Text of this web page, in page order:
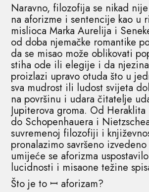
Naravno, filozofija se nikad
na aforizme i sentencije kao u
mislioca Marka Aurelija i
od doba njemačke romantike
da se misao može oblikovati
stiha ode ili elegije i da
proizlazi upravo otuda što u
sva mudrost ili ludost svijeta
na površinu i udara čitatelje
Jupiterova groma. Od
do Schopenhauera i
suvremenoj filozofiji i
pronalazimo savršeno
umijeće se aforizma
lucidnosti i misaone težine
Što je to ꟷ aforizam?